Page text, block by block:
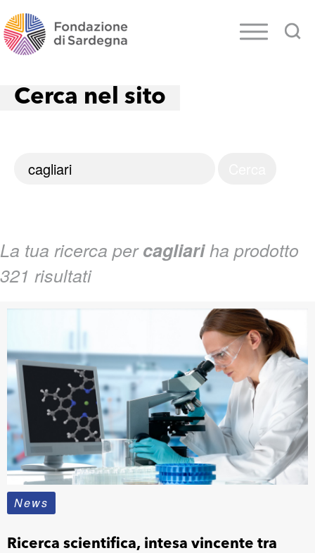
Cerca nel sito
La tua ricerca percagliari ha prodotto
321 risultati
News
Ricerca scientifica, intesa vincente tra